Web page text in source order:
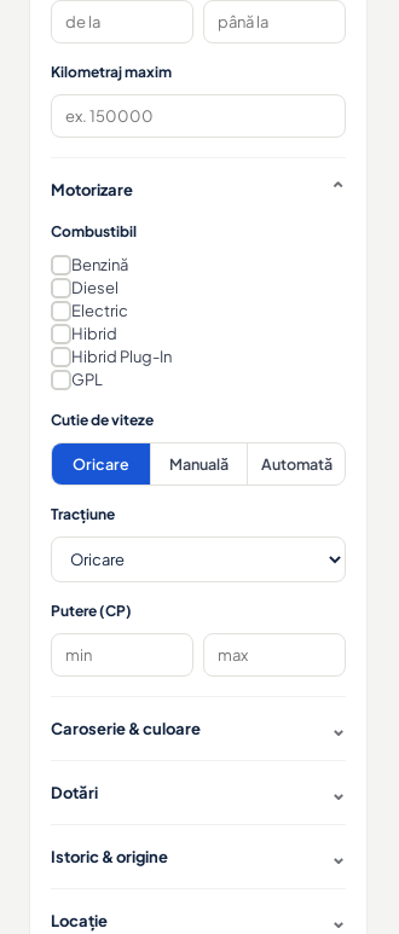
Kilometraj maxim
Motorizare
Combustibil
Benzină
Diesel
Electric
Hibrid
Hibrid Plug-In
GPL
Cutie de viteze
Oricare Manuală Automată
Tracțiune
Putere (CP)
Caroserie & culoare
Dotări
Istoric & origine
Locație